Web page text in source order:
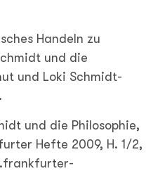
Handeln zu
und die
und Loki Schmidt-
und die Philosophie,
Hefte 2009, H. 1/2,